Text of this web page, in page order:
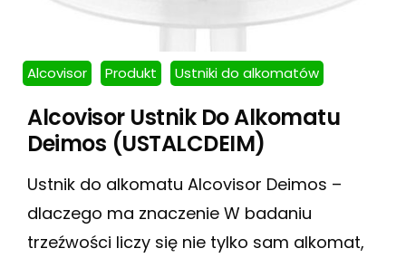
Alcovisor Produkt Ustniki do alkomatów
Alcovisor Ustnik Do Alkomatu
Deimos (USTALCDEIM)
Ustnik do alkomatu Alcovisor Deimos –
dlaczego ma znaczenie W badaniu
trzeźwości liczy się nie tylko sam alkomat,